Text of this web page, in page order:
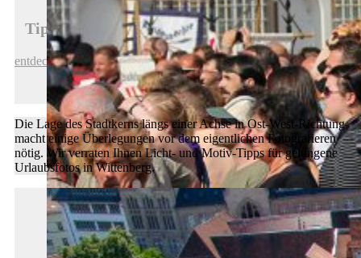
Tipps für schöne Urlaubsfotos in Magdeburg
entdecken
Die Lage des Stadtkerns längs einer Achse in Ost-West-Richtung
macht einige Überlegungen vor dem eigentlichen Fotografieren
nötig. Wir verraten Ihnen Licht- und Motiv-Tipps für gelungene
Urlaubsfotos in Wittenberg.